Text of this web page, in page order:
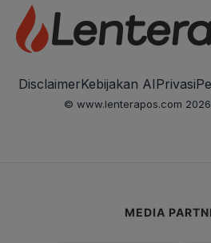
DisclaimerKebijakan AIPrivasi
© www.lenterapos.com
MEDIA